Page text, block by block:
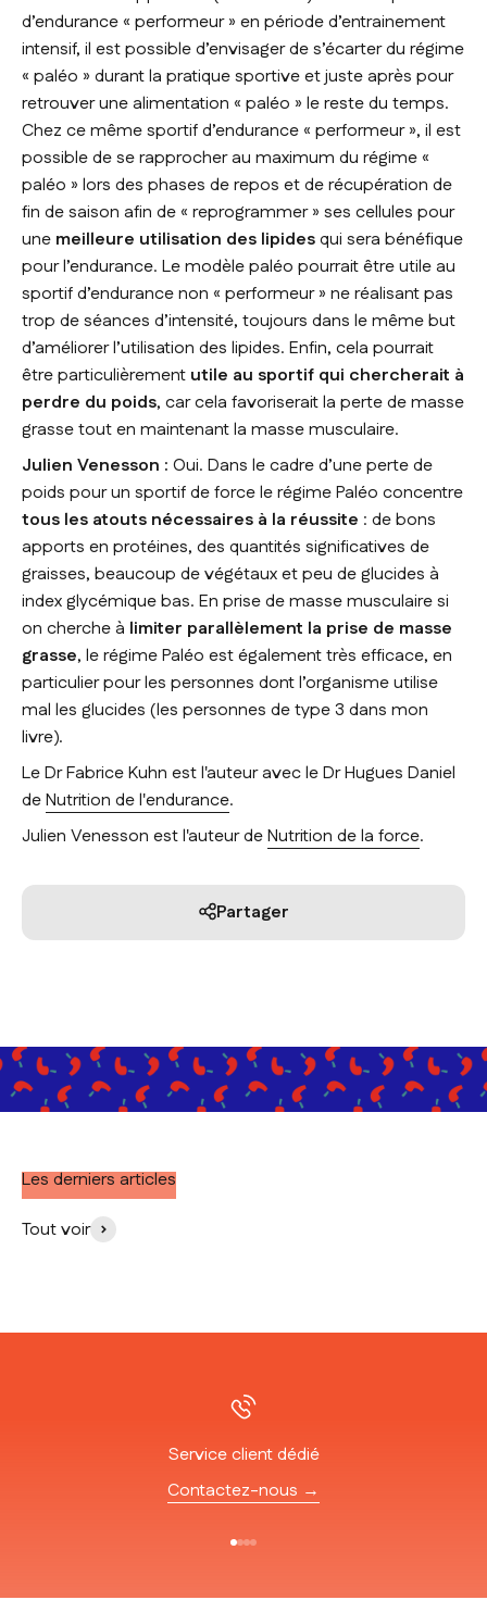
d’endurance « performeur » en période d’entrainement
intensif, il est possible d’envisager de s’écarter du régime
« paléo » durant la pratique sportive et juste après pour
retrouver une alimentation « paléo » le reste du temps.
Chez ce même sportif d’endurance « performeur », il est
possible de se rapprocher au maximum du régime «
paléo » lors des phases de repos et de récupération de
fin de saison afin de « reprogrammer » ses cellules pour
une meilleure utilisation des lipidesqui sera bénéfique
pour l’endurance. Le modèle paléo pourrait être utile au
sportif d’endurance non « performeur » ne réalisant pas
trop de séances d’intensité, toujours dans le même but
d’améliorer l’utilisation des lipides. Enfin, cela pourrait
être particulièrement utile au sportif qui chercherait à
perdre du poids, car cela favoriserait la perte de masse
grasse tout en maintenant la masse musculaire.
Julien Venesson : Oui. Dans le cadre d’une perte de
poids pour un sportif de force le régime Paléo concentre
tous les atouts nécessaires à la réussite : de bons
apports en protéines, des quantités significatives de
graisses, beaucoup de végétaux et peu de glucides à
index glycémique bas. En prise de masse musculaire si
on cherche à limiter parallèlement la prise de masse
grasse, le régime Paléo est également très efficace, en
particulier pour les personnes dont l’organisme utilise
mal les glucides (les personnes de type 3 dans mon
livre).
Le Dr Fabrice Kuhn est l'auteur avec le Dr Hugues Daniel
deNutrition de l'endurance.
Julien Venesson est l'auteur deNutrition de la force.
Partager
Les derniers articles
Tout voir
Service client dédié
Contactez-nous →